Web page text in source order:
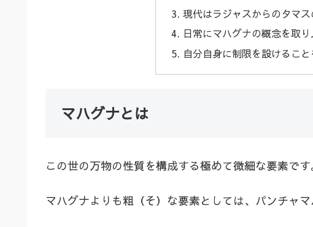
現代はラジャスからのタマ
日常にマハグナの概念を取
自分自身に制限を設けること
マハグナとは
この世の万物の性質を構成する極めて微細な要素です
マハグナよりも粗（そ）な要素としては、パンチャマ